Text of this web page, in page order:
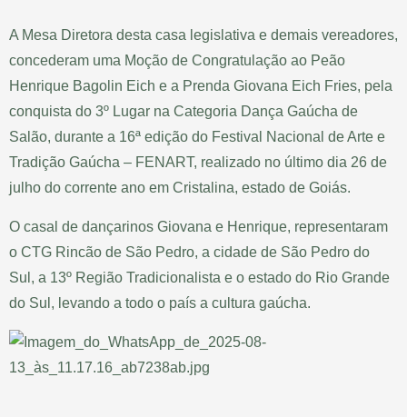
A Mesa Diretora desta casa legislativa e demais vereadores,
concederam uma Moção de Congratulação ao Peão
Henrique Bagolin Eich e a Prenda Giovana Eich Fries, pela
conquista do 3º Lugar na Categoria Dança Gaúcha de
Salão, durante a 16ª edição do Festival Nacional de Arte e
Tradição Gaúcha – FENART, realizado no último dia 26 de
julho do corrente ano em Cristalina, estado de Goiás.
O casal de dançarinos Giovana e Henrique, representaram
o CTG Rincão de São Pedro, a cidade de São Pedro do
Sul, a 13º Região Tradicionalista e o estado do Rio Grande
do Sul, levando a todo o país a cultura gaúcha.